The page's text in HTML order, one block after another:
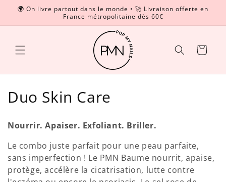
Privacy
passer
🌍 On livre partout dans le monde • 🚀 Livraison offerte en
France métropolitaine dès 60€
Panier
C
l
e
Duo Skin Care
Nourrir. Apaiser. Exfoliant. Briller.
Le combo juste parfait pour une peau parfaite,
sans imperfection ! Le PMN Baume nourrit, apaise,
protège, accélère la cicatrisation, lutte contre